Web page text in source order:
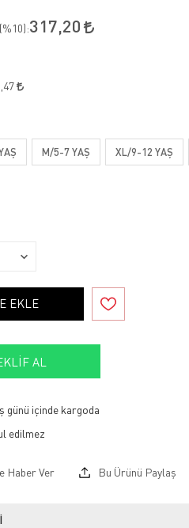
%10):317,20
M/5-7 YAŞ XL/9-12 YAŞ
EKLE
AL
günü içinde kargoda
Haber Ver Bu Ürünü Paylaş